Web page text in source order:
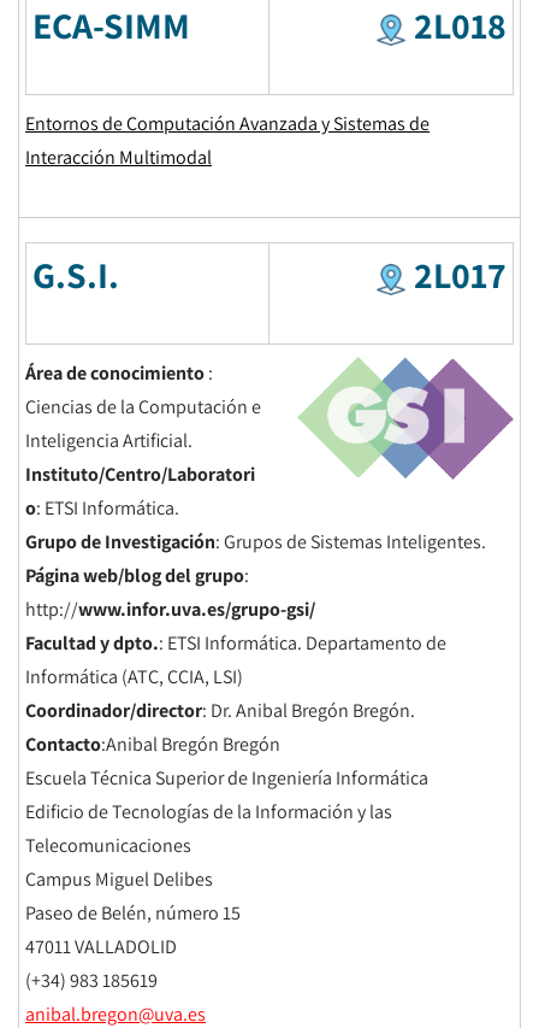
ECA-SIMM 2L018
Entornos de Computación Avanzada y Sistemas de
Interacción Multimodal
G.S.I. 2L017
Área de conocimiento:
Ciencias de la Computación e
Inteligencia Artificial.
Instituto/Centro/Laboratori
o: ETSI Informática.
Grupo de Investigación: Grupos de Sistemas Inteligentes.
Página web/blog del grupo:
http://www.infor.uva.es/grupo-gsi/
Facultad y dpto.: ETSI Informática. Departamento de
Informática (ATC, CCIA, LSI)
Coordinador/director: Dr. Anibal Bregón Bregón.
Contacto:Anibal Bregón Bregón
Escuela Técnica Superior de Ingeniería Informática
Edificio de Tecnologías de la Información y las
Telecomunicaciones
Campus Miguel Delibes
Paseo de Belén, número 15
47011 VALLADOLID
(+34) 983 185619
anibal.bregon@uva.es